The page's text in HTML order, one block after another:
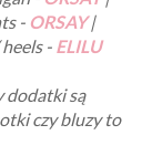
- ORSAY|
- ELILU
dodatki są
czy bluzy to